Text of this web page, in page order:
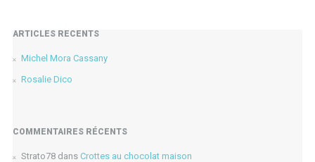
ARTICLES RÉCENTS
Michel Mora Cassany
Rosalie Dico
COMMENTAIRES RÉCENTS
Strato78dans Crottes au chocolat maison